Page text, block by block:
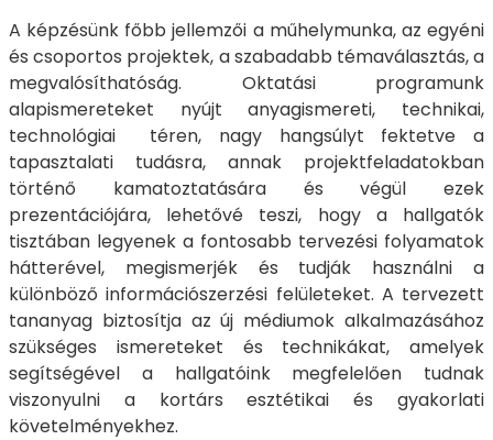
A képzésünk főbb jellemzői a műhelymunka, az egyéni
és csoportos projektek, a szabadabb témaválasztás, a
megvalósíthatóság. Oktatási programunk
alapismereteket nyújt anyagismereti, technikai,
technológiai téren, nagy hangsúlyt fektetve a
tapasztalati tudásra, annak projektfeladatokban
történő kamatoztatására és végül ezek
prezentációjára, lehetővé teszi, hogy a hallgatók
tisztában legyenek a fontosabb tervezési folyamatok
hátterével, megismerjék és tudják használni a
különböző információszerzési felületeket. A tervezett
tananyag biztosítja az új médiumok alkalmazásához
szükséges ismereteket és technikákat, amelyek
segítségével a hallgatóink megfelelően tudnak
viszonyulni a kortárs esztétikai és gyakorlati
követelményekhez.